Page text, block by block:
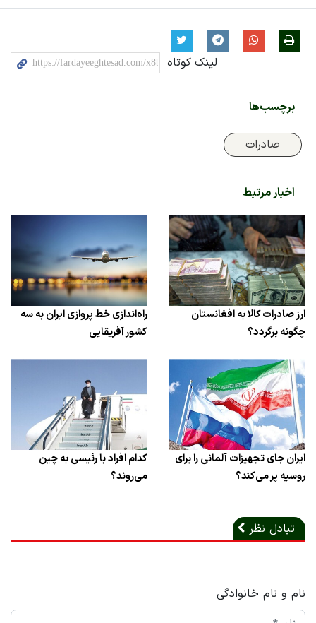
لینک کوتاه
برچسب‌ها
صادرات
اخبار مرتبط
ارز صادرات کالا به افغانستان
چگونه برگردد؟
راه‌اندازی خط پروازی ایران به سه
کشور آفریقایی
ایران جای تجهیزات آلمانی را برای
روسیه پر می‌کند؟
کدام افراد با رئیسی به چین
می‌روند؟
تبادل نظر
نام و نام خانوادگی